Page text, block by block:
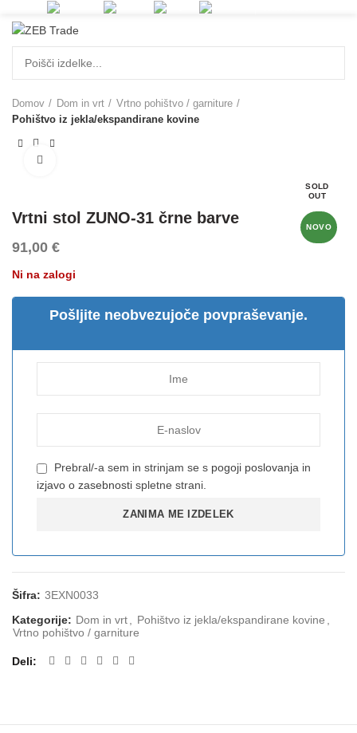
Domov Dom in vrt
Vrtno pohištvo / garniture
Pohištvo iz jekla/ekspandirane kovine
SOLD
OUT
NOVO
Vrtni stol ZUNO-31 črne barve
91,00 €
Ni na zalogi
Pošljite neobvezujoče povpraševanje.
Prebral/-a sem in strinjam se s pogoji poslovanja in
izjavo o zasebnosti spletne strani.
Šifra: 3EXN0033
Kategorije: Dom in vrt Pohištvo iz jekla/ekspandirane kovine
Vrtno pohištvo / garniture
Deli